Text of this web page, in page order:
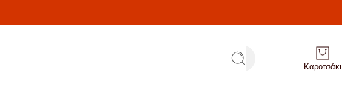
Καροτσάκι